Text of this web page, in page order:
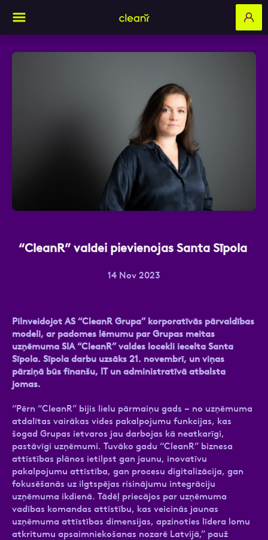
“CleanR” valdei pievienojas Santa Sīpola
14 Nov 2023
Pilnveidojot AS “CleanR Grupa” korporatīvās pārvaldības
modeli, ar padomes lēmumu par Grupas meitas
uzņēmuma SIA “CleanR” valdes locekli iecelta Santa
Sīpola. Sīpola darbu uzsāks 21. novembrī, un viņas
pārziņā būs finanšu, IT un administratīvā atbalsta
jomas.
“Pērn “CleanR” bijis lielu pārmaiņu gads – no uzņēmuma
atdalītas vairākas vides pakalpojumu funkcijas, kas
šogad Grupas ietvaros jau darbojas kā neatkarīgi,
pastāvīgi uzņēmumi. Tuvāko gadu “CleanR” biznesa
attīstības plānos ietilpst gan jaunu, inovatīvu
pakalpojumu attīstība, gan procesu digitalizācija, gan
fokusēšanās uz ilgtspējas risinājumu integrāciju
uzņēmuma ikdienā. Tādēļ priecājos par uzņēmuma
vadības komandas attīstību, kas veicinās jaunas
uzņēmuma attīstības dimensijas, apzinoties līdera lomu
atkritumu apsaimniekošanas nozarē Latvijā,” pauž
Aizpildi pieteikuma formu un mēs ar tevi
sazināsimies
Ziņa
Atzīmējiet, ka piekrītat personas datu
apstrādei.Vairāk